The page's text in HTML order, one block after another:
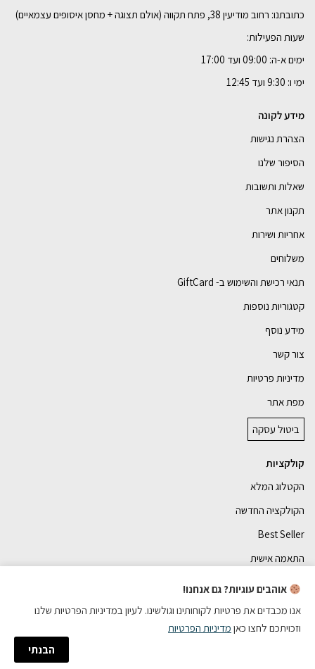
כתובתנו: רחוב מודיעין 38, פתח תקווה (אולם תצוגה + מחסן איסופים עצמאיים)
שעות הפעילות:
ימים א-ה: 09:00 ועד 17:00
ימי ו: 9:30 ועד 12:45
מידע לקונה
הצהרת נגישות
הסיפור שלנו
שאלות ותשובות
תקנון אתר
אחריות ושירות
משלוחים
תנאי רכישת והשימוש ב- GiftCard
קטגוריות נוספות
מידע נוסף
צור קשר
מדיניות פרטיות
מפת אתר
ביטול עסקה
קולקציות
הקטלוג המלא
הקולקציה החדשה
Best Seller
התאמה אישית
כל הזכויות שמורות
הזמנה עם AI
אוהבים עוגיות? גם אנחנו!
אנו מכבדים את פרטיות לקוחותינו וגולשינו. לעיון במדיניות הפרטיות שלנו
וזכויתכם לחצו כאן מדיניות הפרטיות
הבנתי